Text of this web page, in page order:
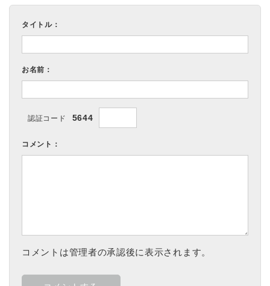
タイトル：
お名前：
認証コード 5644
コメント：
コメントは管理者の承認後に表示されます。